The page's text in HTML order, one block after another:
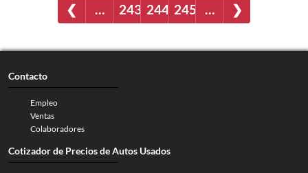
❮ … 243 244 245 … ❯
Contacto
Empleo
Ventas
Colaboradores
Cotizador de Precios de Autos Usados